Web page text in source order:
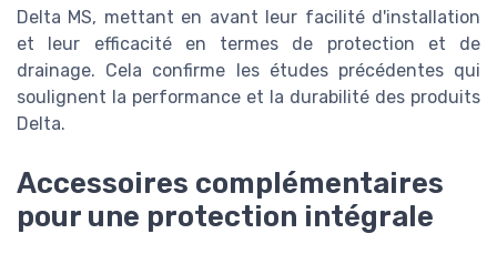
Delta MS, mettant en avant leur facilité d'installation
et leur efficacité en termes de protection et de
drainage. Cela confirme les études précédentes qui
soulignent la performance et la durabilité des produits
Delta.
Accessoires complémentaires
pour une protection intégrale